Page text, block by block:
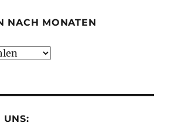
NACH MONATEN
UNS: